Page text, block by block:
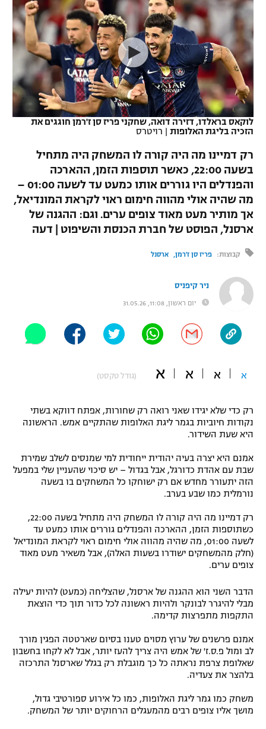
VOD
רץ ברשת
תוצאות
לוח שידורים
ברחבה
"מחצית בשכונה" – פודקאסט
משתתפים וזוכים בפרסים
תקנון עבור פעילות ספורט 1 – "מרלן"
מדיניות פרטיות
תקנון פעילות ספורט 1
רשיון להקרנה פומבית לבית עסק
לוח דרושים – ג'ובנט
המגזין
נבחרת ישראל
מכבי חיפה
בית"ר ירושלים
מכבי תל אביב
הפועל תל אביב
הפועל חיפה
הפועל באר שבע
מכבי נתניה
ליגה ספרדית
ליגה איטלקית
ליגה צרפתית
ליגה הולנדית
ליגה סינית
ליגה ברזילאית
ליגות נוספות
כדורסל נשים
מכבי תל אביב
הפועל חולון
הפועל ירושלים
דני אבדיה
יורוליג
יורוקאפ
טניס
כדוריד
כדורעף
שחייה
אגרוף
ספורט אולימפי
UFC
אופניים
כדורמים
פוטבול אמריקאי NFL
בייסבול MLB
ספורט אתגרי ואקסטרים
אומנויות לחימה
גיימינג E-Sports
לוקאס בראלדו, דזירה דואה, שחקני פריז סן ז'רמן חוגגים את
הזכיה בליגת האלופות | רויטרס
רק דמיינו מה היה קורה לו המשחק היה מתחיל
בשעה 22:00, כאשר תוספות הזמן, ההארכה
והפנדלים היו גוררים אותו כמעט עד לשעה 01:00 –
מה שהיה אולי מהווה חימום ראוי לקראת המונדיאל,
אך מותיר מעט מאוד צופים ערים. וגם: ההגנה של
ארסנל, הפוסט של חברת הכנסת והשיפוט | דעה
קבוצות: פריז סן ז'רמן ארסנל
ניר קיפניס
יום ראשון, 11:08, 31.05.26
א א א א (גודל טקסט)
רק כדי שלא יגידו שאני רואה רק שחורות, אפתח דווקא בשתי
נקודות חיוביות בגמר ליגת האלופות שהתקיים אמש. הראשונה
היא שעת השידור.
אמנם היא יצרה בעיה יהודית ייחודית למי שמנסים לשלב שמירת
שבת עם אהדת כדורגל, אבל בגדול – יש סיכוי שהעניין שלי במפעל
הזה יתעורר מחדש אם רק ישוחקו כל המשחקים בו בשעה
נורמלית כמו שבע בערב.
רק דמיינו מה היה קורה לו המשחק היה מתחיל בשעה 22:00,
כשתוספות הזמן, ההארכה והפנדלים גוררים אותו כמעט עד
לשעה 01:00, מה שהיה מהווה אולי חימום ראוי לקראת המונדיאל
(חלק מהמשחקים ישודרו בשעות האלה), אבל משאיר מעט מאוד
צופים ערים.
הדבר השני הוא ההגנה של ארסנל, שהצליחה (כמעט) להיות יעילה
מבלי להיגרר לבונקר ולהיות ראשונה לכל כדור תוך כדי הוצאת
התקפות מתפרצות קדימה.
אמנם פרשנים של ערוץ מסוים טענו בסיום שארטטה הפגין מורך
לב ומול פ.ס.ז' של אמש היה צריך להעז יותר, אבל לא לקחו בחשבון
שאלופת צרפת נראתה כל כך מוגבלת רק בגלל שארסנל התרכזה
בלהצר את צעדיה.
משחק כמו גמר ליגת האלופות, כמו כל אירוע ספורטיבי גדול,
מושך אליו צופים רבים מהמעגלים הרחוקים יותר של המשחק.